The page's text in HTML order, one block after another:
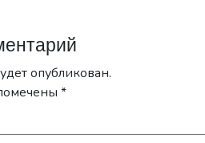
опубликован.
*